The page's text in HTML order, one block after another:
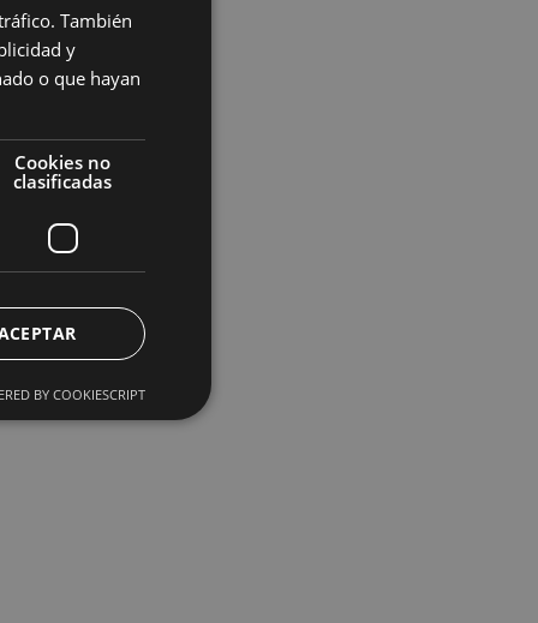
También
y
o que hayan
Cookies no
clasificadas
BY COOKIESCRIPT